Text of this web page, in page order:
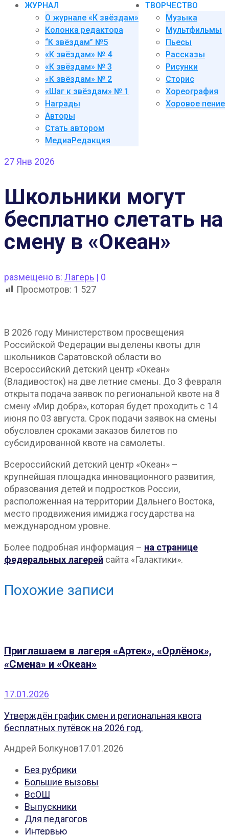
ЖУРНАЛ
О журнале «К звёздам»
Колонка редактора
“К звёздам” №5
«К звёздам» № 4
«К звёздам» № 3
«К звёздам» № 2
«Шаг к звёздам» № 1
Награды
Авторы
Стать автором
МедиаРедакция
ТВОРЧЕСТВО
Музыка
Мультфильмы
Пьесы
Рассказы
Рисунки
Сторис
Хореография
Хоровое пение
27 Янв 2026
Школьники могут
бесплатно слетать на
смену в «Океан»
размещено в: Лагерь | 0
Просмотров: 1 527
В 2026 году Министерством просвещения
Российской Федерации выделены квоты для
школьников Саратовской области во
Всероссийский детский центр «Океан»
(Владивосток) на две летние смены. До 3 февраля
открыта подача заявок по региональной квоте на 8
смену «Мир добра», которая будет проходить с 14
июня по 03 августа. Срок подачи заявок на смены
обусловлен сроками заказов билетов по
субсидированной квоте на самолеты.
Всероссийский детский центр «Океан» –
крупнейшая площадка инновационного развития,
образования детей и подростков России,
расположенная на территории Дальнего Востока,
место продвижения имиджа государства на
международном уровне.
Более подробная информация – на странице
федеральных лагерей сайта «Галактики».
Похожие записи
Приглашаем в лагеря «Артек», «Орлёнок»,
«Смена» и «Океан»
17.01.2026
Утверждён график смен и региональная квота
бесплатных путёвок на 2026 год.
Андрей Болкунов17.01.2026
Без рубрики
Большие вызовы
ВсОШ
Выпускники
Для педагогов
Интервью